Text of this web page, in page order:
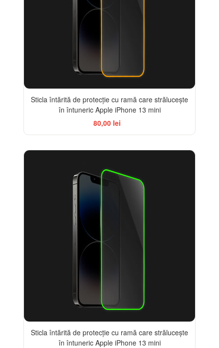
Sticla întărită de protecție cu ramă care strălucește
în întuneric Apple iPhone 13 mini
80,00 lei
Sticla întărită de protecție cu ramă care strălucește
în întuneric Apple iPhone 13 mini